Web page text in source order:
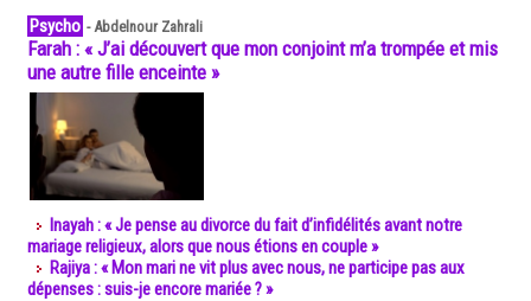
Psycho -Abdelnour Zahrali
Farah : « J’ai découvert que mon conjoint m’a trompée et mis
une autre fille enceinte »
Inayah : « Je pense au divorce du fait d’infidélités avant notre
mariage religieux, alors que nous étions en couple »
Rajiya : « Mon mari ne vit plus avec nous, ne participe pas aux
dépenses : suis-je encore mariée ? »